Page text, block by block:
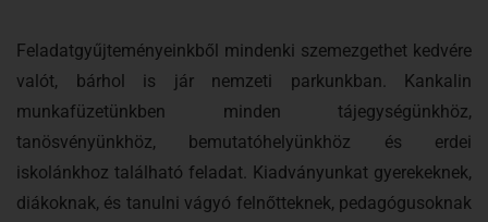
Feladatgyűjteményeinkből mindenki szemezgethet kedvére
valót, bárhol is jár nemzeti parkunkban. Kankalin
munkafüzetünkben minden tájegységünkhöz,
tanösvényünkhöz, bemutatóhelyünkhöz és erdei
iskolánkhoz található feladat. Kiadványunkat gyerekeknek,
diákoknak, és tanulni vágyó felnőtteknek, pedagógusoknak